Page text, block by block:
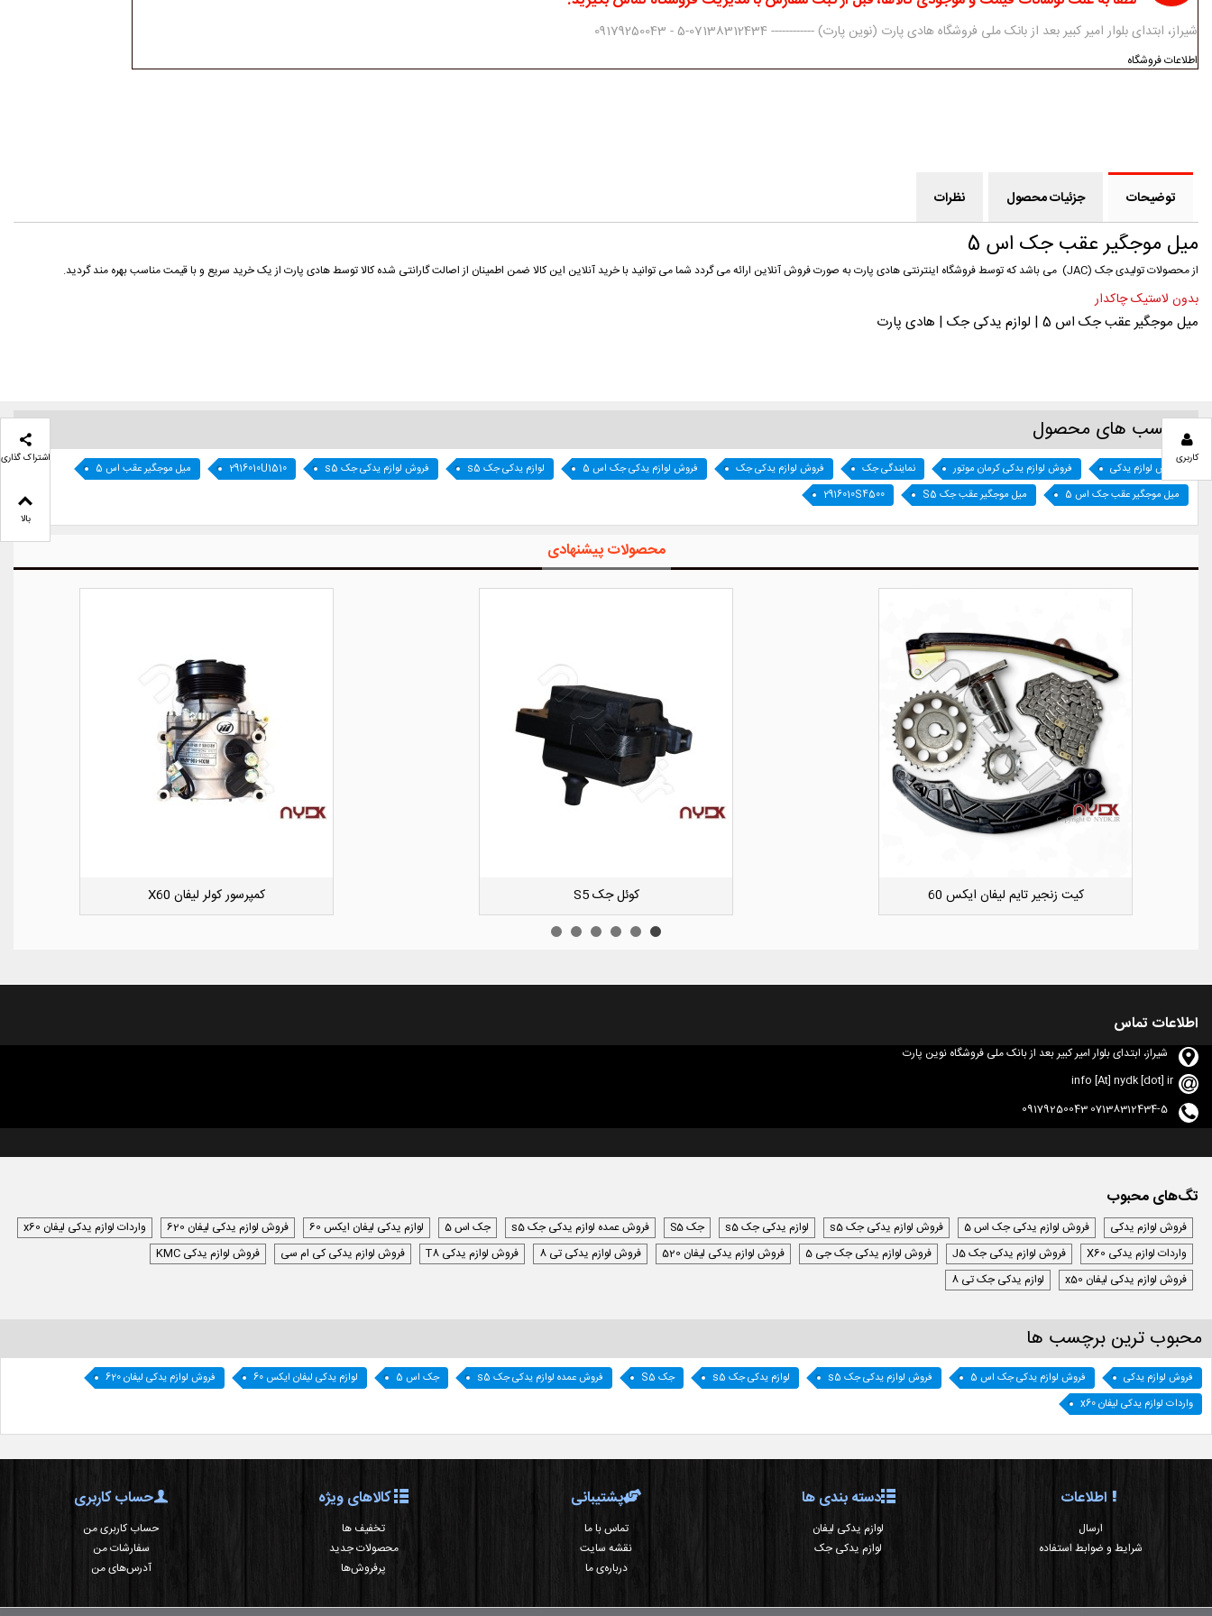
شیراز، ابتدای بلوار امیر کبیر بعد از بانک ملی فروشگاه هادی پارت (نوین پارت) ------------ 07138312434-5 - 09179250043
اطلاعات فروشگاه
توضیحات جزئیات محصول نظرات
میل موجگیر عقب جک اس 5
از محصولات تولیدی جک (JAC) می باشد که توسط فروشگاه اینترنتی هادی پارت به صورت فروش آنلاین ارائه می گردد شما می توانید با خرید آنلاین این کالا ضمن اطمینان از اصالت گارانتی شده کالا توسط هادی پارت از یک خرید سریع و با قیمت مناسب بهره مند گردید.
بدون لاستیک چاکدار
میل موجگیر عقب جک اس 5 | لوازم یدکی جک | هادی پارت
برچسب های محصول
فروش لوازم یدکی فروش لوازم یدکی کرمان موتور نمایندگی جک فروش لوازم یدکی جک فروش لوازم یدکی جک اس 5 لوازم یدکی جک s5 فروش لوازم یدکی جک s5 2916010U1510
میل موجگیر عقب اس 5
میل موجگیر عقب جک اس 5
میل موجگیر عقب جک S5 2916010S4500
محصولات پیشنهادی
دوست داشتن
کشویی کوچک سپر عقب راست لیفان ایکس 50 دوست داشتن
کیت زنجیر تایم لیفان ایکس 60 دوست داشتن
کوئل جک S5
اطلاعات تماس
شیراز، ابتدای بلوار امیر کبیر بعد از بانک ملی فروشگاه نوین پارت
info [At] nydk [dot] ir
07138312434-5 09179250043
تگ‌های محبوب
فروش لوازم یدکی فروش لوازم یدکی جک اس 5 فروش لوازم یدکی جک s5 لوازم یدکی جک s5 جک S5 فروش عمده لوازم یدکی جک s5 جک اس 5 لوازم یدکی لیفان ایکس 60 فروش لوازم یدکی لیفان 620
واردات لوازم یدکی لیفان x60
واردات لوازم یدکی X60
فروش لوازم یدکی جک J5 فروش لوازم یدکی جک جی 5 فروش لوازم یدکی لیفان 520 فروش لوازم یدکی تی 8 فروش لوازم یدکی T8 فروش لوازم یدکی کی ام سی
فروش لوازم یدکی KMC
فروش لوازم یدکی لیفان x50
لوازم یدکی جک تی 8
محبوب ترین برچسب ها
فروش لوازم یدکی فروش لوازم یدکی جک اس 5 فروش لوازم یدکی جک s5 لوازم یدکی جک s5 جک S5 فروش عمده لوازم یدکی جک s5 جک اس 5 لوازم یدکی لیفان ایکس 60
فروش لوازم یدکی لیفان 620
واردات لوازم یدکی لیفان x60
اطلاعات
ارسال
شرایط و ضوابط استفاده
دسته بندی ها
لوازم یدکی لیفان
لوازم یدکی جک
پشتیبانی
تماس با ما
نقشه سایت
درباره‌ی ما
کالاهای ویژه
تخفیف ها
محصولات جدید
پرفروش‌ها
حساب کاربری
حساب کاربری من
سفارشات من
آدرس‌های من
کاربری اشتراک گذاری
بالا